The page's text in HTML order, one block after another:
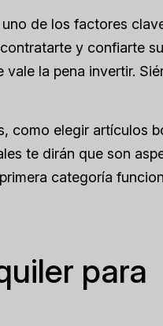
de los factores
y confiarte su
la pena invertir.
como elegir artículos
te dirán que son
categoría
para